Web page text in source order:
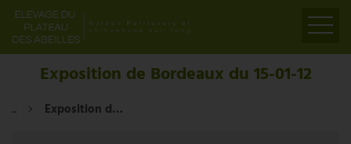
ACCUEIL
Exposition de Bordeaux du 15-01-12
... Exposition de Bordeaux du 15-01-12